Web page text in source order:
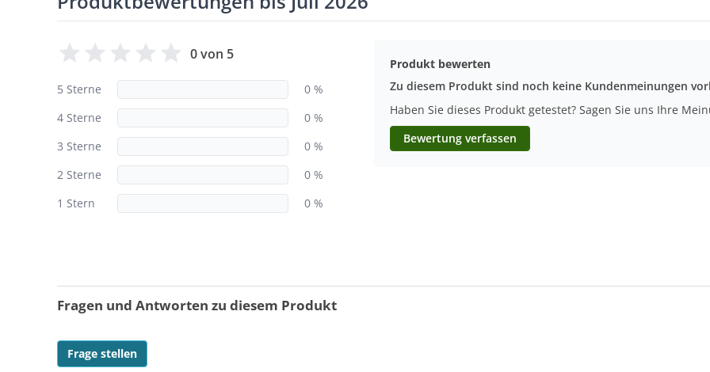
0 von 5
5 Sterne
0 %
4 Sterne
0 %
3 Sterne
0 %
2 Sterne
0 %
1 Stern
0 %
Produkt bewerten
Zu diesem Produkt sind noch keine Kundenmeinungen
Haben Sie dieses Produkt getestet? Sagen Sie uns Ihre
Bewertung verfassen
Fragen und Antworten zu diesem Produkt
Frage stellen